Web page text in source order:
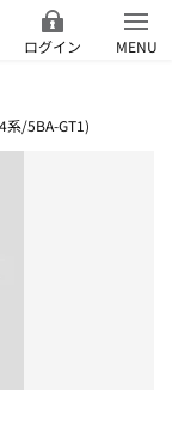
ログイン MENU
/5BA-GT1)